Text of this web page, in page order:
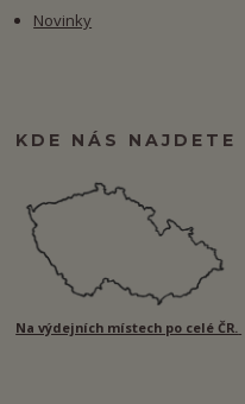
Novinky
KDE NÁS NAJDETE
Na výdejních místech po celé ČR.